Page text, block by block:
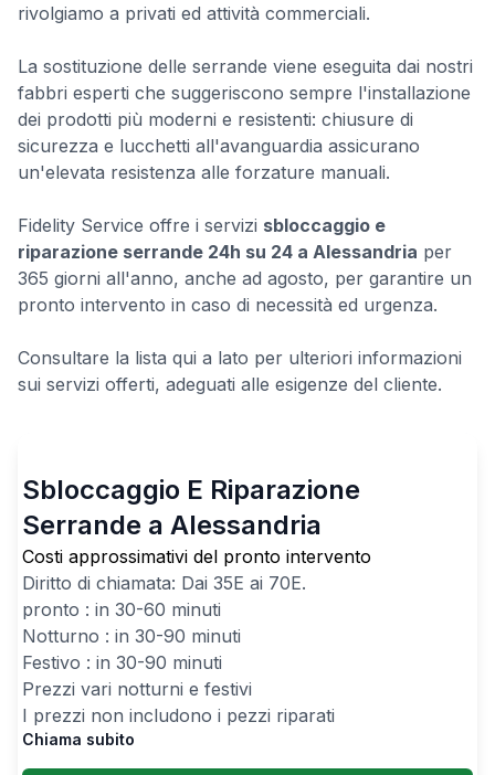
rivolgiamo a privati ed attività commerciali.
La sostituzione delle serrande viene eseguita dai nostri
fabbri esperti che suggeriscono sempre l'installazione
dei prodotti più moderni e resistenti: chiusure di
sicurezza e lucchetti all'avanguardia assicurano
un'elevata resistenza alle forzature manuali.
Fidelity Service offre i servizi sbloccaggio e
riparazione serrande 24h su 24 a Alessandria per
365 giorni all'anno, anche ad agosto, per garantire un
pronto intervento in caso di necessità ed urgenza.
Consultare la lista qui a lato per ulteriori informazioni
sui servizi offerti, adeguati alle esigenze del cliente.
Sbloccaggio E Riparazione
Serrande a Alessandria
Costi approssimativi del pronto intervento
Diritto di chiamata: Dai 35E ai 70E.
pronto : in 30-60 minuti
Notturno : in 30-90 minuti
Festivo : in 30-90 minuti
Prezzi vari notturni e festivi
I prezzi non includono i pezzi riparati
Chiama subito